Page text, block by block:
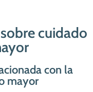
cuidado
con la
mayor